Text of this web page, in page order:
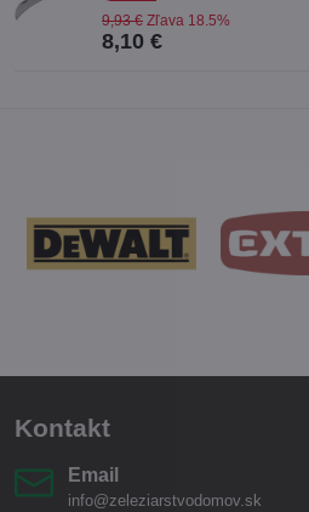
8,10 €
9,93 € Zľava 18.5%
Kontakt
Email
info@zeleziarstvodomov.sk